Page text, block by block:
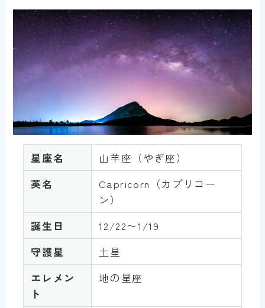
星座名
山羊座（やぎ座）
英名
Capricorn（カプリコー
ン）
誕生日
12/22〜1/19
守護星
土星
エレメン
ト
地の星座